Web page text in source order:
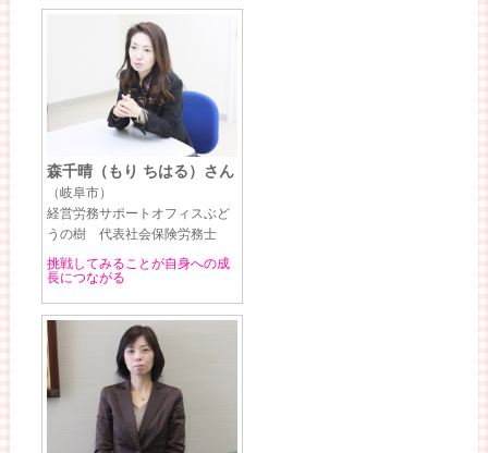
森千晴（もり ちはる）さん
（岐阜市）
経営労務サポートオフィスぶど
うの樹 代表社会保険労務士
挑戦してみることが自身への成
長につながる